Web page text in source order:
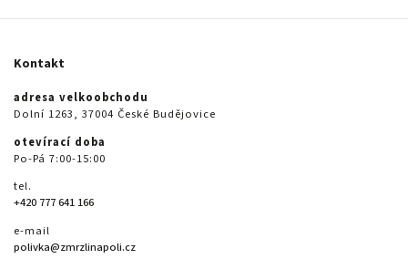
Kontakt
adresa velkoobchodu
Dolní 1263, 37004 České Budějovice
otevírací doba
Po-Pá 7:00-15:00
tel.
+420 777 641 166
e-mail
polivka@zmrzlinapoli.cz